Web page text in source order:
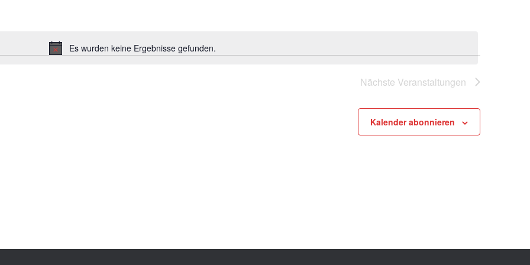
Hinweis
Es wurden keine Ergebnisse gefunden.
Nächste Veranstaltungen
Kalender abonnieren